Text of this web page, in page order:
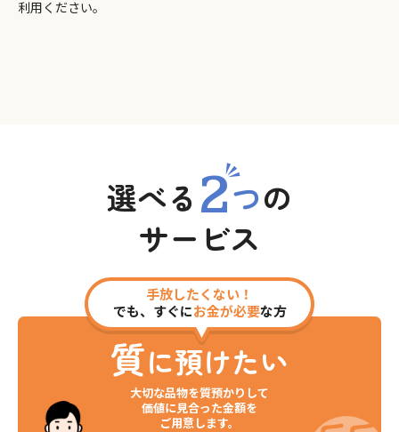
利用ください。
選べる 2つの
サービス
手放したくない！
でも、すぐにお金が必要な方
質に預けたい
大切な品物を質預かりして
価値に見合った金額を
ご用意します。